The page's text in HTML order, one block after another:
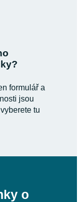
formulář a
jsou
tu
o